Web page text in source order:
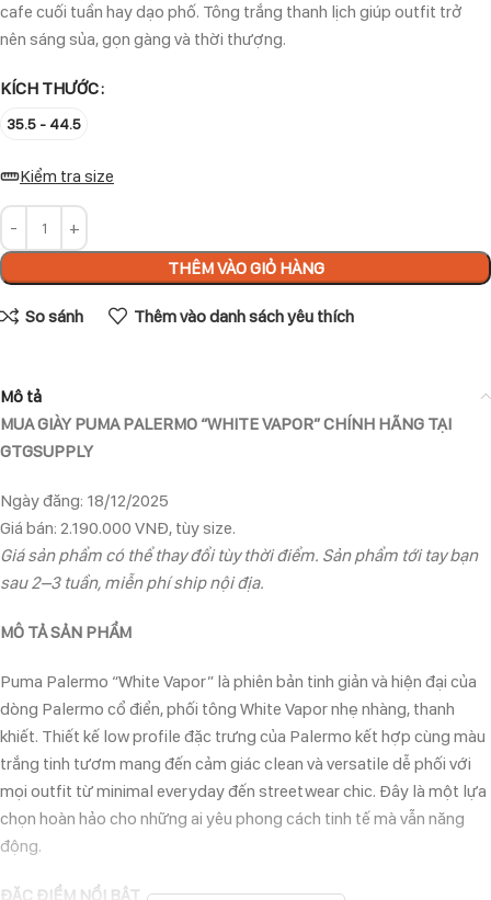
cafe cuối tuần hay dạo phố. Tông trắng thanh lịch giúp outfit trở
nên sáng sủa, gọn gàng và thời thượng.
KÍCH THƯỚC
35.5 - 44.5
Kiểm tra size
THÊM VÀO GIỎ HÀNG
So sánh Thêm vào danh sách yêu thích
Mô tả
MUA GIÀY PUMA PALERMO “WHITE VAPOR” CHÍNH HÃNG TẠI
GTGSUPPLY
Ngày đăng: 18/12/2025
Giá bán: 2.190.000 VNĐ, tùy size.
Giá sản phẩm có thể thay đổi tùy thời điểm. Sản phẩm tới tay bạn
sau 2–3 tuần, miễn phí ship nội địa.
MÔ TẢ SẢN PHẨM
Puma Palermo “White Vapor” là phiên bản tinh giản và hiện đại của
dòng Palermo cổ điển, phối tông White Vapor nhẹ nhàng, thanh
khiết. Thiết kế low profile đặc trưng của Palermo kết hợp cùng màu
trắng tinh tươm mang đến cảm giác clean và versatile dễ phối với
mọi outfit từ minimal everyday đến streetwear chic. Đây là một lựa
chọn hoàn hảo cho những ai yêu phong cách tinh tế mà vẫn năng
động.
ĐẶC ĐIỂM NỔI BẬT